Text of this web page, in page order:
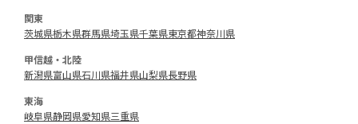
関東
茨城県栃木県群馬県埼玉県千葉県東京都神奈川県
甲信越・北陸
新潟県富山県石川県福井県山梨県長野県
東海
岐阜県静岡県愛知県三重県